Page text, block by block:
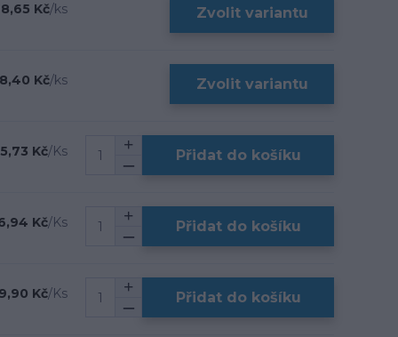
Kč/ks Zvolit variantu
Kč/ks Zvolit variantu
Kč/Ks Přidat do košíku
Kč/Ks Přidat do košíku
Kč/Ks Přidat do košíku